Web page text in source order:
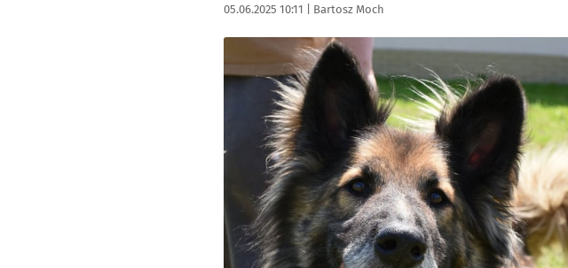
Data publikacji:
05.06.2025 10:11 | Autor:
Bartosz Moch
Kliknij, aby zobaczyć galerię